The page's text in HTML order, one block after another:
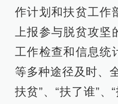
作计划和扶贫工作
上报参与脱贫攻
工作检查和信息统
等多种途径及时、
扶贫”、“扶了谁”、